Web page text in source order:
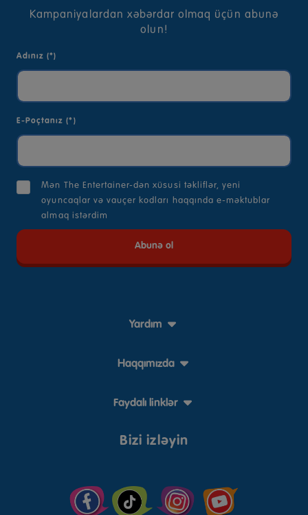
Kampaniyalardan xəbərdar olmaq üçün abunə
olun!
Adınız (*)
E-Poçtanız (*)
Mən The Entertainer-dən xüsusi təkliflər, yeni
oyuncaqlar və vauçer kodları haqqında e-məktublar
almaq istərdim
Yardım
Haqqımızda
Faydalı linklər
Bizi izləyin